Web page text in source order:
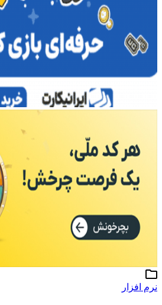
نرم افزار